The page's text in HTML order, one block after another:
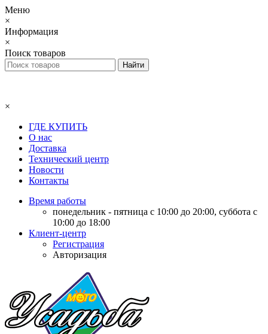
Меню
×
Информация
×
Поиск товаров
×
ГДЕ КУПИТЬ
О нас
Доставка
Технический центр
Новости
Контакты
Время работы
понедельник - пятница с 10:00 до 20:00, суббота с
10:00 до 18:00
Клиент-центр
Регистрация
Авторизация